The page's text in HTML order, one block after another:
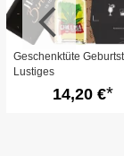
Geschenktüte
Lustiges
Geburtstagsgeschenk
Gute Bruder“ (Set 4)
14,20 €